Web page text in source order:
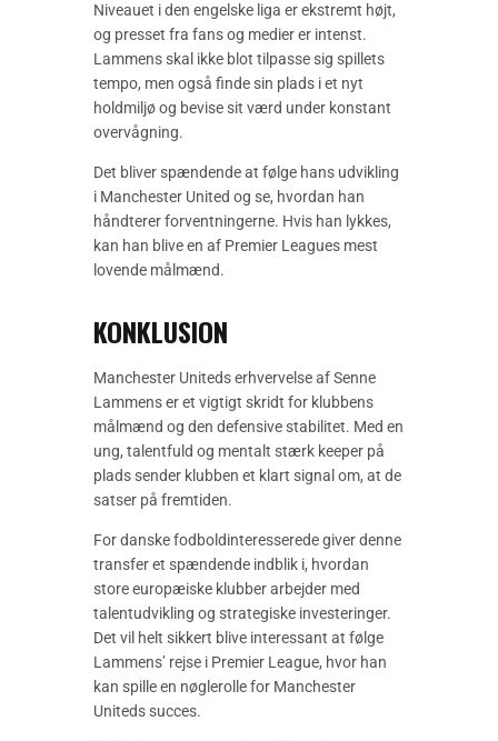
Niveauet i den engelske liga er ekstremt højt,
og presset fra fans og medier er intenst.
Lammens skal ikke blot tilpasse sig spillets
tempo, men også finde sin plads i et nyt
holdmiljø og bevise sit værd under konstant
overvågning.
Det bliver spændende at følge hans udvikling
i Manchester United og se, hvordan han
håndterer forventningerne. Hvis han lykkes,
kan han blive en af Premier Leagues mest
lovende målmænd.
KONKLUSION
Manchester Uniteds erhvervelse af Senne
Lammens er et vigtigt skridt for klubbens
målmænd og den defensive stabilitet. Med en
ung, talentfuld og mentalt stærk keeper på
plads sender klubben et klart signal om, at de
satser på fremtiden.
For danske fodboldinteresserede giver denne
transfer et spændende indblik i, hvordan
store europæiske klubber arbejder med
talentudvikling og strategiske investeringer.
Det vil helt sikkert blive interessant at følge
Lammens’ rejse i Premier League, hvor han
kan spille en nøglerolle for Manchester
Uniteds succes.